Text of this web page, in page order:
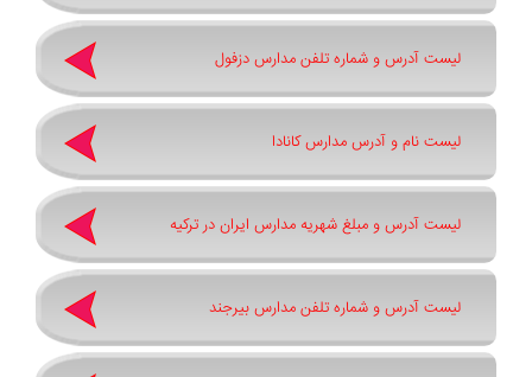
لیست آدرس و شماره تلفن مدارس دزفول
لیست نام و آدرس مدارس کانادا
لیست آدرس و مبلغ شهریه مدارس ایران در ترکیه
لیست آدرس و شماره تلفن مدارس بیرجند